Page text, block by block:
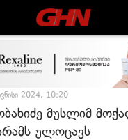
2024, 10:20
მუსლიმ
ულოცავს